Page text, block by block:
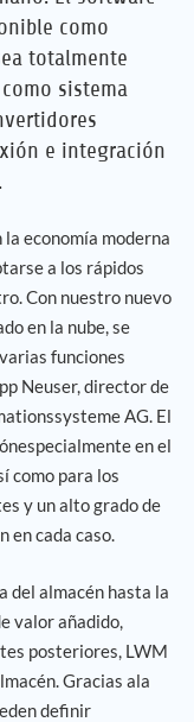
como
totalmente
sistema
e integración
economía moderna
a los rápidos
Con nuestro nuevo
en la nube, se
funciones
Neuser, director de
AG. El
en el
como para los
y un alto grado de
en cada caso.
del almacén hasta la
valor añadido,
posteriores, LWM
Gracias ala
definir